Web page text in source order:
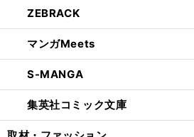
ZEBRACK
マンガMeets
S-MANGA
集英社コミック文庫